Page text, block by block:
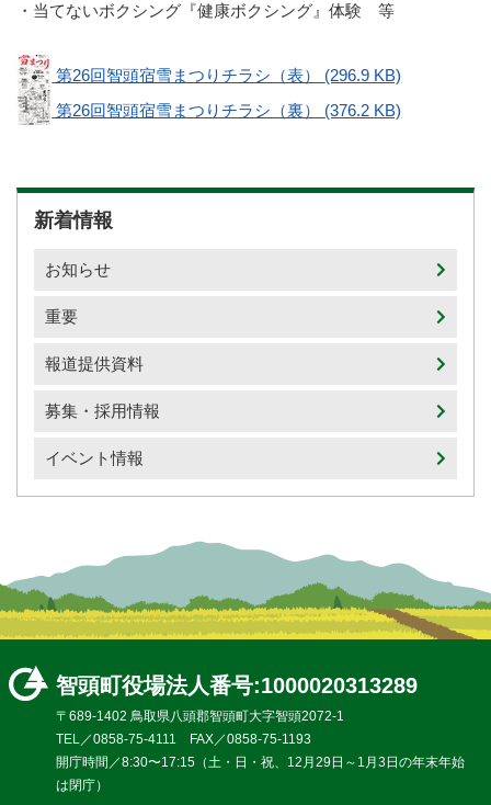
・当てないボクシング『健康ボクシング』体験 等
第26回智頭宿雪まつりチラシ（表） (296.9 KB)
第26回智頭宿雪まつりチラシ（裏） (376.2 KB)
新着情報
お知らせ
重要
報道提供資料
募集・採用情報
イベント情報
智頭町役場法人番号:1000020313289
〒689-1402 鳥取県八頭郡智頭町大字智頭2072-1
TEL／0858-75-4111 FAX／0858-75-1193
開庁時間／8:30〜17:15（土・日・祝、12月29日～1月3日の年末年始
は閉庁）